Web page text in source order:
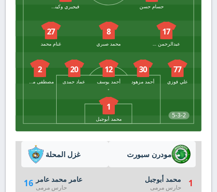
5-3-2
حسام حسن فيجيري وكينابي
17
عبدالرحمن اسامة شيكا
8
محمد صبري
27
غنام محمد
77
علي فوزي
30
أحمد مزهود
12
أحمد يوسف
20
عماد حمدى
2
1
محمد أبوجبل
غزل المحلة
16 عامر محمد عامر
حارس مرمى
مودرن سبورت
1 محمد أبوجبل
حارس مرمى